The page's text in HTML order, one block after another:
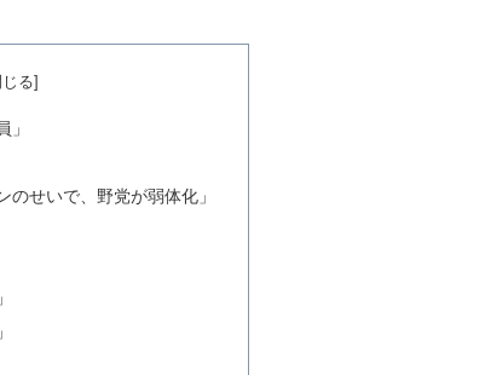
」
せいで、野党が弱体化」